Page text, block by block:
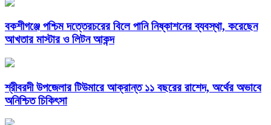
বকশীগঞ্জে পশ্চিম দত্তেরচরের বিলে পানি নিষ্কাশনের ব্যবস্থা, করেছেন
আখতার মাস্টার ও লিটন আকন্দ
শ্রীবরদী উপজেলার টিউমারে আক্রান্ত ১১ বছরের রাশেদ, অর্থের অভাবে
অনিশ্চিত চিকিৎসা